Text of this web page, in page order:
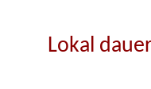
Lokal